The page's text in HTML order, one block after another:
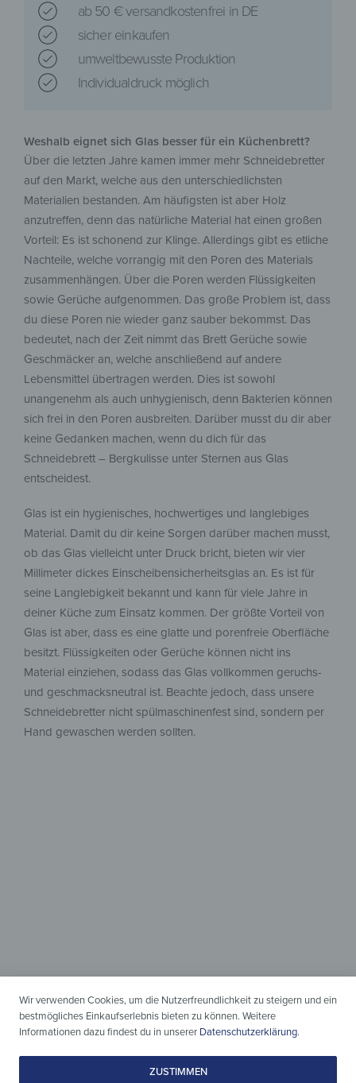
ab 50 € versandkostenfrei in DE
sicher einkaufen
umweltbewusste Produktion
Individualdruck möglich
Weshalb eignet sich Glas besser für ein Küchenbrett?
Über die letzten Jahre kamen immer mehr Schneidebretter
auf den Markt, welche aus den unterschiedlichsten
Materialien bestanden. Am häufigsten ist aber Holz
anzutreffen, denn das natürliche Material hat einen großen
Vorteil: Es ist schonend zur Klinge. Allerdings gibt es etliche
Nachteile, welche vorrangig mit den Poren des Materials
zusammenhängen. Über die Poren werden Flüssigkeiten
sowie Gerüche aufgenommen. Das große Problem ist, dass
du diese Poren nie wieder ganz sauber bekommst. Das
bedeutet, nach der Zeit nimmt das Brett Gerüche sowie
Geschmäcker an, welche anschließend auf andere
Lebensmittel übertragen werden. Dies ist sowohl
unangenehm als auch unhygienisch, denn Bakterien können
sich frei in den Poren ausbreiten. Darüber musst du dir aber
keine Gedanken machen, wenn du dich für das
Schneidebrett – Bergkulisse unter Sternen aus Glas
entscheidest.
Glas ist ein hygienisches, hochwertiges und langlebiges
Material. Damit du dir keine Sorgen darüber machen musst,
ob das Glas vielleicht unter Druck bricht, bieten wir vier
Millimeter dickes Einscheibensicherheitsglas an. Es ist für
seine Langlebigkeit bekannt und kann für viele Jahre in
deiner Küche zum Einsatz kommen. Der größte Vorteil von
Glas ist aber, dass es eine glatte und porenfreie Oberfläche
besitzt. Flüssigkeiten oder Gerüche können nicht ins
Material einziehen, sodass das Glas vollkommen geruchs-
und geschmacksneutral ist. Beachte jedoch, dass unsere
Schneidebretter nicht spülmaschinenfest sind, sondern per
Hand gewaschen werden sollten.
für alle Anwendungen.
Wir verwenden Cookies, um die Nutzerfreundlichkeit zu steigern und ein
bestmögliches Einkaufserlebnis bieten zu können. Weitere
Informationen dazu findest du in unserer Datenschutzerklärung.
ZUSTIMMEN